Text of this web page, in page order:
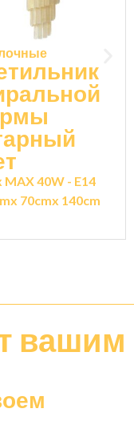
MAX 40W - E14
x 70cmx 140cm
вашим